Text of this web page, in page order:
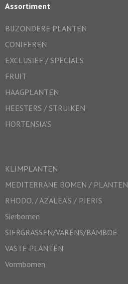
Assortiment
BIJZONDERE PLANTEN
CONIFEREN
EXCLUSIEF / SPECIALS
FRUIT
HAAGPLANTEN
HEESTERS / STRUIKEN
HORTENSIA’S
KLIMPLANTEN
MEDITERRANE BOMEN / PLANTEN
RHODO. / AZALEA’S / PIERIS
Sierbomen
SIERGRASSEN/VARENS/BAMBOE
VASTE PLANTEN
Vormbomen